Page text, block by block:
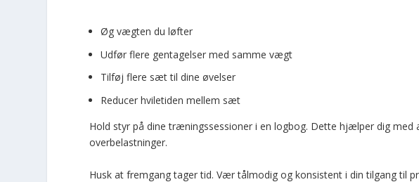
Øg vægten du løfter
Udfør flere gentagelser med samme vægt
Tilføj flere sæt til dine øvelser
Reducer hviletiden mellem sæt
Hold styr på dine træningssessioner i en logbog. Dette hjælper dig
overbelastninger.
Husk at fremgang tager tid. Vær tålmodig og konsistent i din tilgang til